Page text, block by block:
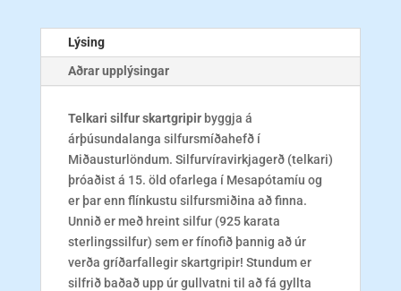
Lýsing
Aðrar upplýsingar
Telkari silfur skartgripir byggja á
árþúsundalanga silfursmíðahefð í
Miðausturlöndum. Silfurvíravirkjagerð (telkari)
þróaðist á 15. öld ofarlega í Mesapótamíu og
er þar enn flínkustu silfursmiðina að finna.
Unnið er með hreint silfur (925 karata
sterlingssilfur) sem er fínofið þannig að úr
verða gríðarfallegir skartgripir! Stundum er
silfrið baðað upp úr gullvatni til að fá gyllta